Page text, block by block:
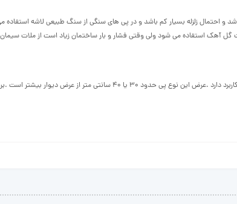
زلزله بسیار کم باشد و در پی های سنگی از سنگ طبیعی لاشه استفاده
آهک استفاده می شود ولی وقتی فشار و بار ساختمان زیاد است از ملات سیمان
پی آجری ساده ترین انواع پی از نظر مهندسان می باشد. پی آجری برای متراژهای کوچک کاربرد دارد .عرض این نوع پی حدود ۳۰ یا ۴۰ سانتی متر از